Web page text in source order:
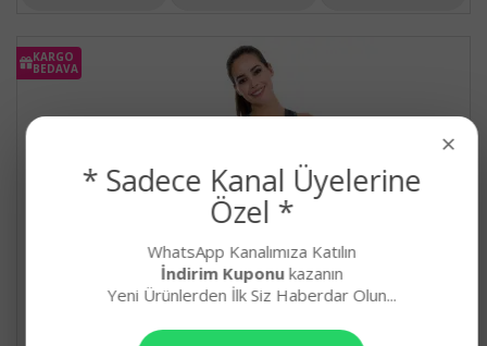
KARGO
BEDAVA
×
* Sadece Kanal Üyelerine
Özel *
WhatsApp Kanalımıza Katılın
İndirim Kuponukazanın
Yeni Ürünlerden İlk Siz Haberdar Olun...